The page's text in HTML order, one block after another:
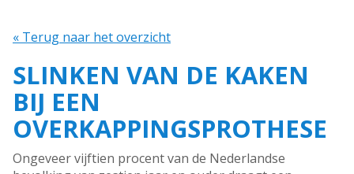
« Terug naar het overzicht
SLINKEN VAN DE KAKEN
BIJ EEN
OVERKAPPINGSPROTHESE
Ongeveer vijftien procent van de Nederlandse